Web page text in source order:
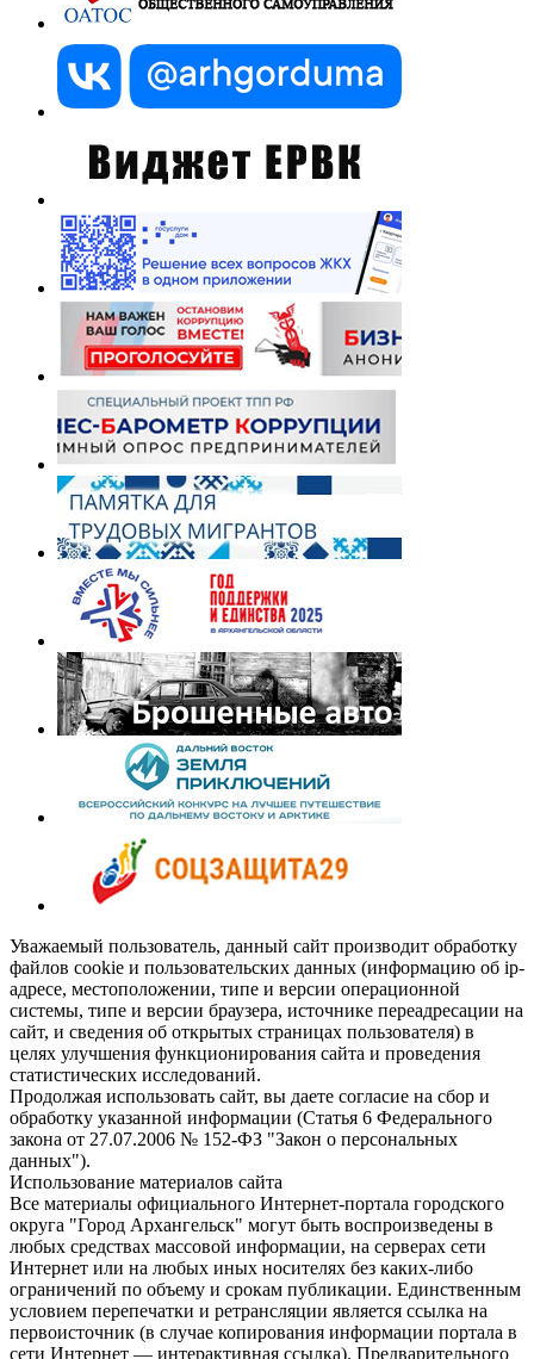
Уважаемый пользователь, данный сайт производит обработку
файлов cookie и пользовательских данных (информацию об ip-
адресе, местоположении, типе и версии операционной
системы, типе и версии браузера, источнике переадресации на
сайт, и сведения об открытых страницах пользователя) в
целях улучшения функционирования сайта и проведения
статистических исследований.
Продолжая использовать сайт, вы даете согласие на сбор и
обработку указанной информации (Статья 6 Федерального
закона от 27.07.2006 № 152-ФЗ "Закон о персональных
данных").
Использование материалов сайта
Все материалы официального Интернет-портала городского
округа "Город Архангельск" могут быть воспроизведены в
любых средствах массовой информации, на серверах сети
Интернет или на любых иных носителях без каких-либо
ограничений по объему и срокам публикации. Единственным
условием перепечатки и ретрансляции является ссылка на
первоисточник (в случае копирования информации портала в
сети Интернет — интерактивная ссылка). Предварительного